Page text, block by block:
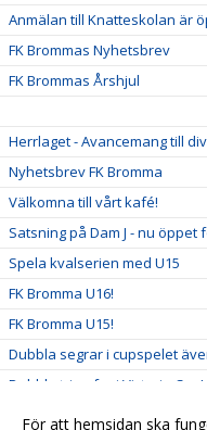
Anmälan till Knatteskolan är
FK Brommas Nyhetsbrev
FK Brommas Årshjul
Herrlaget - Avancemang till
Nyhetsbrev FK Bromma
Välkomna till vårt kafé!
Satsning på Dam J - nu öppet
Spela kvalserien med U15
FK Bromma U16!
FK Bromma U15!
Dubbla segrar i cupspelet
Dubbla triumfer i Victoria Cup!
U19 spelar regionalt 2023!
För att hemsidan ska